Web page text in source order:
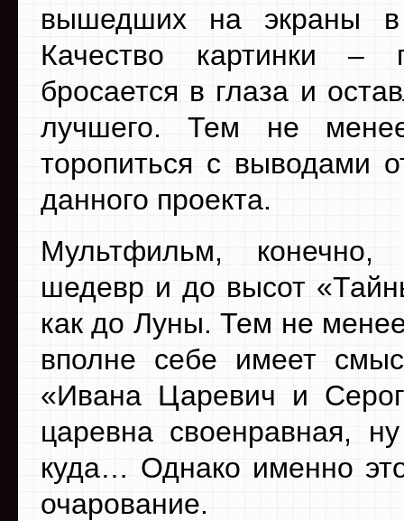
вышедших на экраны в
Качество картинки –
бросается в глаза и
лучшего. Тем не
торопиться с выводами
данного проекта.
Мультфильм,
шедевр и до высот
как до Луны. Тем не
вполне себе имеет
«Ивана Царевич и
царевна своенравная,
куда… Однако именно
очарование.